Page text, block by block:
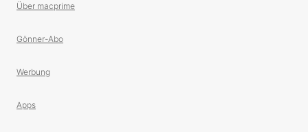
Über macprime
Gönner-Abo
Werbung
Apps